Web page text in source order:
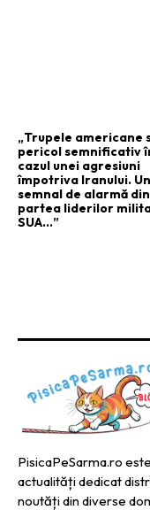
„Trupele americane
pericol semnificativ
cazul unei agresiuni
împotriva Iranului. Un
semnal de alarmă din
partea liderilor
SUA…”
PisicaPeSarma.ro
actualități dedicat
noutăți din diverse